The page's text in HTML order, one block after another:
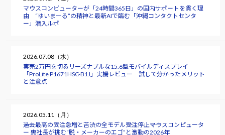
マウスコンピューターが「24時間365日」の国内サポートを貫く理
由 “ゆいまーる”の精神と最新AIで臨む「沖縄コンタクトセンタ
ー」潜入ルポ
2026.07.08（水）
実売2万円を切るリーズナブルな15.6型モバイルディスプレイ
「ProLite P1671HSC-B1J」実機レビュー 試して分かったメリット
と注意点
2026.05.11（月）
過去最高の受注急増と苦渋の全モデル受注停止――マウスコンピュータ
ー 軣社長が挑む“脱・メーカーのエゴ”と激動の2026年